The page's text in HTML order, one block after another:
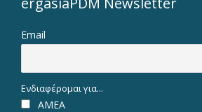
Email
Ενδιαφέρομαι για...
ΑΜΕΑ